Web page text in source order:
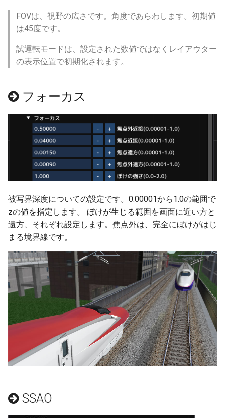
試運転と運転
ビュワー操作
モーションパスの基本
モーションパスと地上カメラ
モーションパスと自動車
マルチモニター
部品のリプレース
レール接続の補正
SVGの出力
レイヤーに色をつける
画面写真
ver 6.0.0.330
ver 6.0.0.300
ver 6.0.0.290
ver 6.0.0.280
ver 6.0.0.276
ver 6.0.0.272
ver 6.0.0.270
ver 6.0.0.260
ver 6.0.0.250
ver 6.0.0.223
ver 6.0.0.222
FOVは、視野の広さです。角度であらわします。初期値
は45度です。
試運転モードは、設定された数値ではなくレイアウター
の表示位置で初期化されます。
フォーカス
被写界深度についての設定です。0.00001から1.0の範囲で
zの値を指定します。 ぼけが生じる範囲を画面に近い方と
遠方、それぞれ設定します。焦点外は、完全にぼけがはじ
まる境界線です。
SSAO